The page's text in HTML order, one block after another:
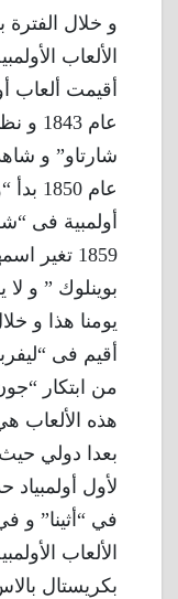
الألعاب
أقيمت ألعاب
عام
عام
أولمبية فى
1859 تغير
بوينلوك ” و
أقيم فى
من ابتكار
هذه الألعاب
بعدا دولي
لأول أولمبياد
الألعاب
بكريستال